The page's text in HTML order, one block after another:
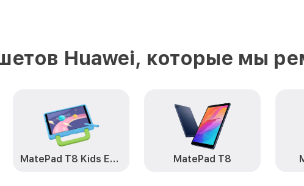
Huawei, которые мы
MatePad T8 Kids Edition MatePad T8